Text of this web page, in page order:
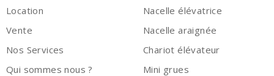
Location
Vente
Nos Services
Qui sommes nous ?
Nacelle élévatrice
Nacelle araignée
Chariot élévateur
Mini grues